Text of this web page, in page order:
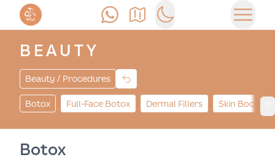
ПозвонитьКак доехатьSwitch to dark mode
BEAUTY
Beauty / Procedures
Botox Full-Face Botox Dermal Fillers Skin Boosters
Botox